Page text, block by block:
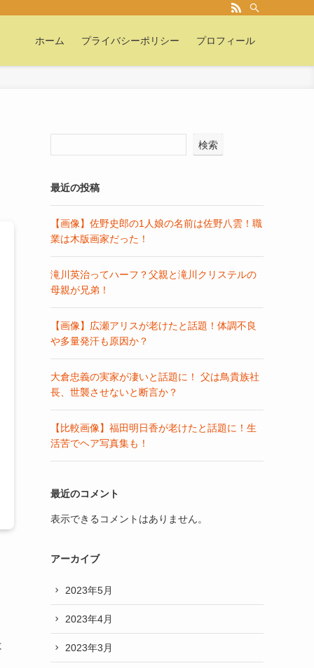
ホーム プライバシーポリシー プロフィール
検索
最近の投稿
【画像】佐野史郎の1人娘の名前は佐野八雲！職
業は木版画家だった！
滝川英治ってハーフ？父親と滝川クリステルの
母親が兄弟！
【画像】広瀬アリスが老けたと話題！体調不良
や多量発汗も原因か？
大倉忠義の実家が凄いと話題に！ 父は鳥貴族社
長、世襲させないと断言か？
【比較画像】福田明日香が老けたと話題に！生
活苦でヘア写真集も！
最近のコメント
表示できるコメントはありません。
アーカイブ
2023年5月
2023年4月
2023年3月